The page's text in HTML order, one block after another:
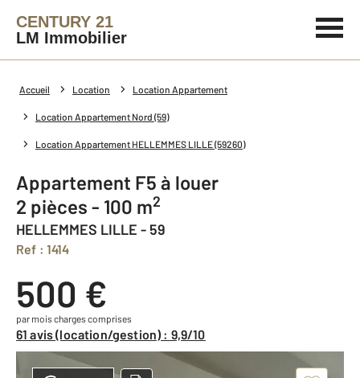
CENTURY 21
LM Immobilier
Accueil Location Location Appartement
Location Appartement Nord (59)
Location Appartement HELLEMMES LILLE (59260)
Appartement F5 à louer
2 pièces - 100 m2
HELLEMMES LILLE - 59
Ref : 1414
500 €
par mois charges comprises
61 avis (location/gestion) : 9,9/10